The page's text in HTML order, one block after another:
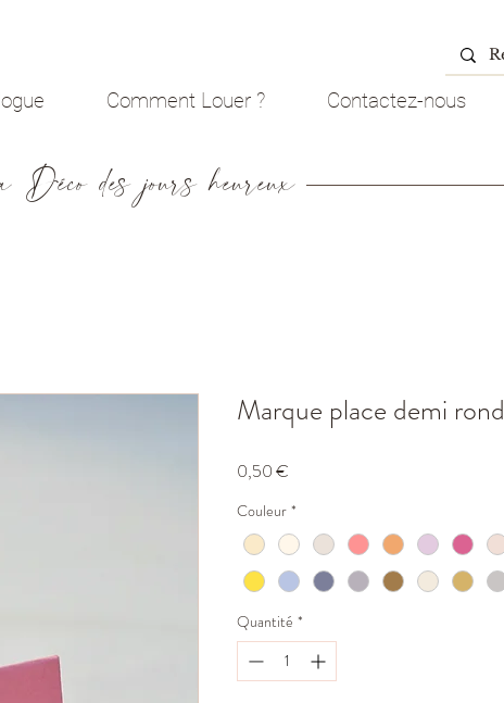
Comment Louer ? Contactez-nous
Déco des jours heureux
Marque place demi rond
0,50 €
Couleur *
Quantité *